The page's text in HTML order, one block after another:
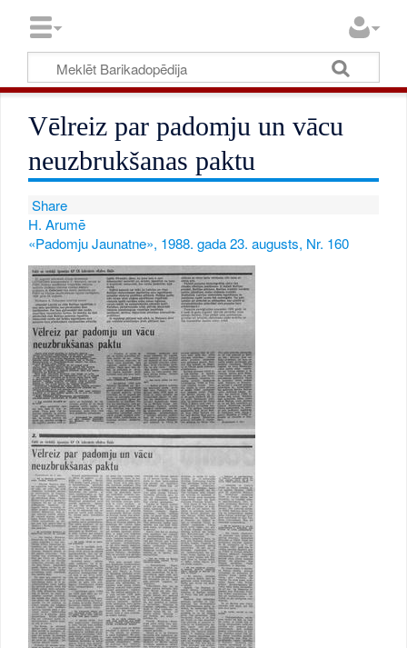
Vēlreiz par padomju un vācu
neuzbrukšanas paktu
Share
H. Arumē
«Padomju Jaunatne», 1988. gada 23. augusts, Nr. 160